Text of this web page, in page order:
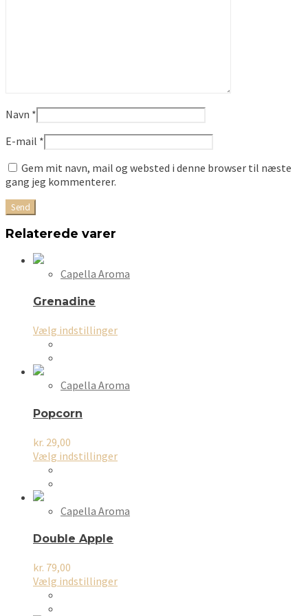
Navn *
E-mail *
Gem mit navn, mail og websted i denne browser til næste
gang jeg kommenterer.
Relaterede varer
Capella Aroma
Grenadine
Vælg indstillingerDette
varianter.
varesiden
Capella Aroma
Popcorn
kr. 29,00
Vælg indstillingerDette
varianter.
varesiden
Capella Aroma
Double Apple
kr. 79,00
Vælg indstillingerDette